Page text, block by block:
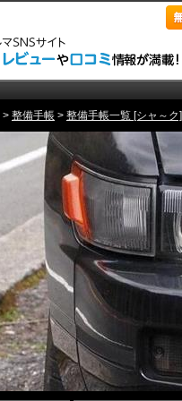
> 整備手帳 > 整備手帳一覧 [シャ～ク]